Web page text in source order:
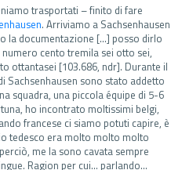
trasportati – finito di fare
. Arriviamo a Sachsenhausen
la documentazione […] posso dirlo
cento tremila sei otto sei,
ottantasei [103.686, ndr]. Durante il
Sachsenhausen sono stato addetto
squadra, una piccola équipe di 5-6
ho incontrato moltissimi belgi,
francese ci siamo potuti capire, è
tedesco era molto molto molto
me la sono cavata sempre
Ragion per cui… parlando…